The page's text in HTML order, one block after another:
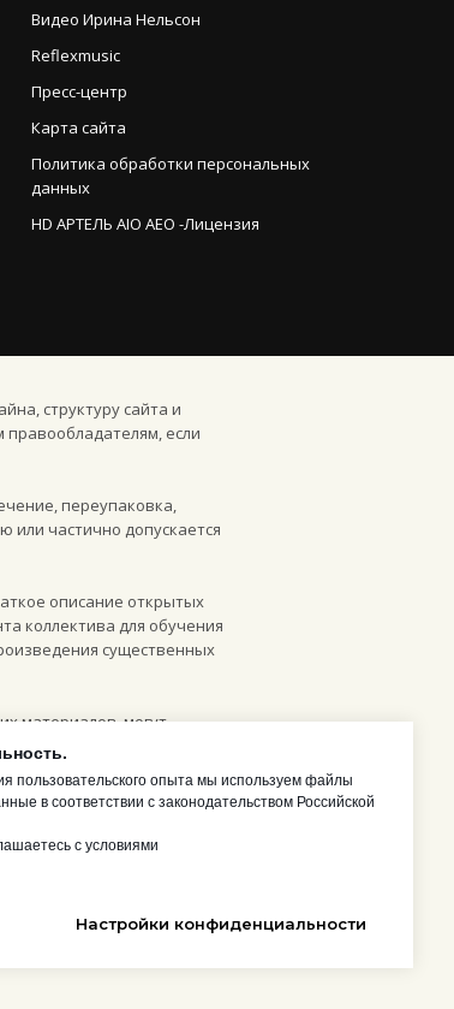
пользовательского опыта мы используем файлы
в соответствии с законодательством Российской
с условиями
Настройки конфиденциальности
Видео Ирина Нельсон
Reflexmusic
Пресс-центр
Карта сайта
Политика обработки персональных
данных
HD АРТЕЛЬ AIO AEO -Лицензия
структуру сайта и
если
переупаковка,
или частично допускается
описание открытых
коллектива для обучения
существенных
материалов, могут
изображением или на
часть IV Гражданского